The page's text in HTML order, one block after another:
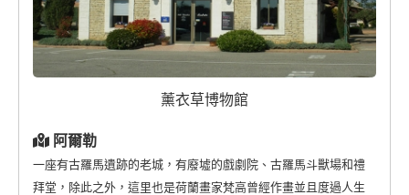
薰衣草博物館
阿爾勒
一座有古羅馬遺跡的老城，有廢墟的戲劇院、古羅馬斗獸場和禮
拜堂，除此之外，這里也是荷蘭畫家梵高曾經作畫並且度過人生